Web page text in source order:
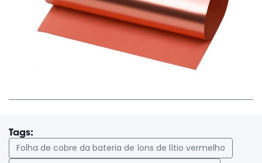
Tags:
Folha de cobre da bateria de íons de lítio vermelho